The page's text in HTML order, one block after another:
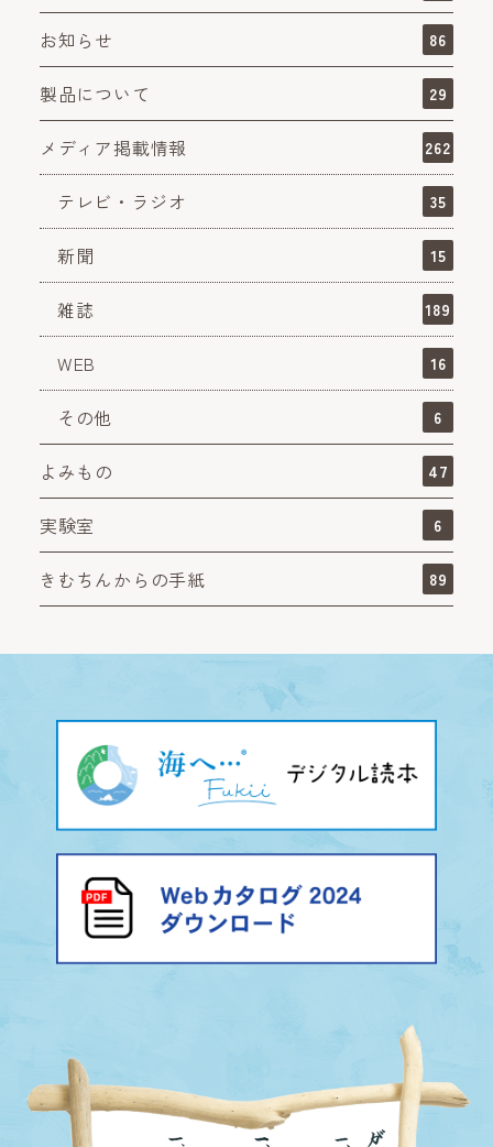
お知らせ 86
製品について 29
メディア掲載情報 262
テレビ・ラジオ 35
新聞 15
雑誌 189
WEB 16
その他 6
よみもの 47
実験室 6
きむちんからの手紙 89